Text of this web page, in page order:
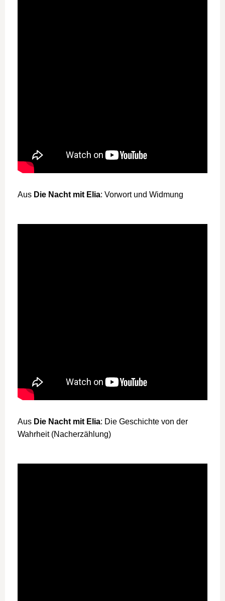
Aus Die Nacht mit Elia: Vorwort und Widmung
Aus Die Nacht mit Elia: Die Geschichte von der
Wahrheit (Nacherzählung)